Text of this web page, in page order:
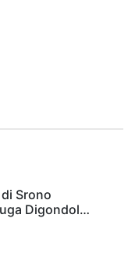
Srono
Digondol…